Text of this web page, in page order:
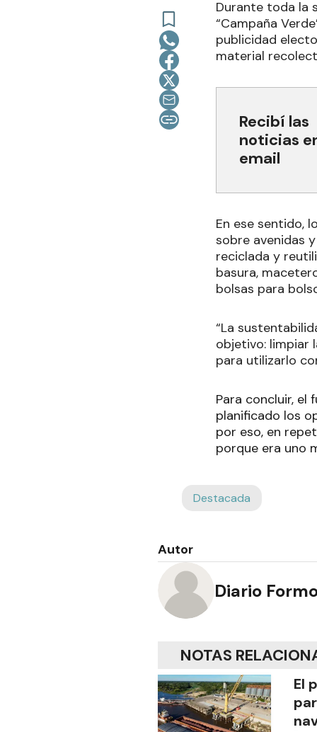
Durante toda la
“Campaña
publicidad
material
Recibí las
noticias
email
En ese sentido,
sobre avenidas
reciclada y
basura,
bolsas para
“La
objetivo: limpiar
para utilizarlo
Para concluir, el
planificado los
por eso, en
porque era uno
Destacada
Autor
Diario
NOTAS
El